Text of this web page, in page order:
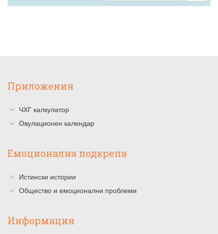
Приложения
ЧХГ калкулатор
Овулационен календар
Емоционална подкрепа
Истински истории
Общество и емоционални проблеми
Информация